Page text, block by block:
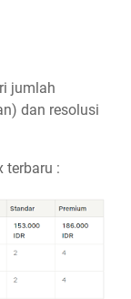
jumlah
dan resolusi
terbaru :